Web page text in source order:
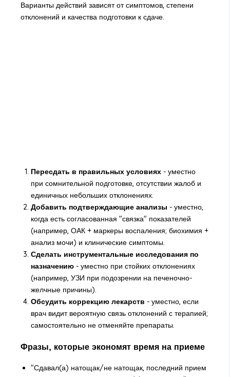
Варианты действий зависят от симптомов, степени
отклонений и качества подготовки к сдаче.
Пересдать в правильных условиях- уместно
при сомнительной подготовке, отсутствии жалоб и
единичных небольших отклонениях.
Добавить подтверждающие анализы - уместно,
когда есть согласованная "связка" показателей
(например, ОАК + маркеры воспаления; биохимия +
анализ мочи) и клинические симптомы.
Сделать инструментальные исследования по
назначению- уместно при стойких отклонениях
(например, УЗИ при подозрении на печеночно-
желчные причины).
Обсудить коррекцию лекарств - уместно, если
врач видит вероятную связь отклонений с терапией;
самостоятельно не отменяйте препараты.
Фразы, которые экономят время на приеме
"Сдавал(а) натощак/не натощак, последний прием